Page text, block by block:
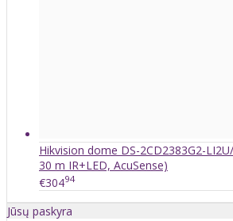
Hikvision dome DS-2CD2383G2-
30 m IR+LED, AcuSense)
€30494
Jūsų paskyra